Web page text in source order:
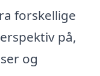
forskellige
på,
og